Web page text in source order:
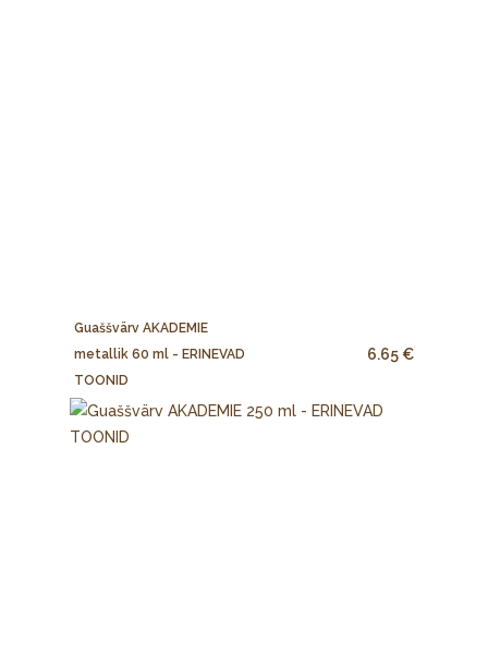
Guaššvärv AKADEMIE
metallik 60 ml - ERINEVAD
TOONID
6.65 €